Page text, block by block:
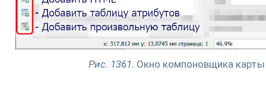
Рис. 1361. Окно компоновщика карты